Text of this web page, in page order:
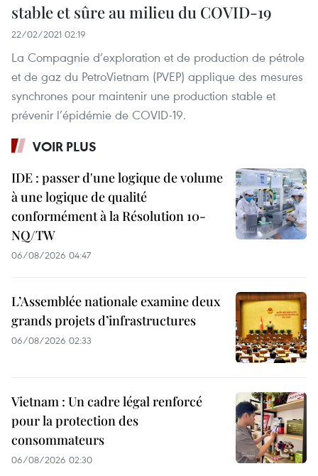
stable et sûre au milieu du COVID-19
22/02/2021 02:19
La Compagnie d’exploration et de production de pétrole
et de gaz du PetroVietnam (PVEP) applique des mesures
synchrones pour maintenir une production stable et
prévenir l’épidémie de COVID-19.
VOIR PLUS
IDE : passer d'une logique de volume
à une logique de qualité
conformément à la Résolution 10-
NQ/TW
06/08/2026 04:47
L’Assemblée nationale examine deux
grands projets d’infrastructures
06/08/2026 02:33
Vietnam : Un cadre légal renforcé
pour la protection des
consommateurs
06/08/2026 02:30